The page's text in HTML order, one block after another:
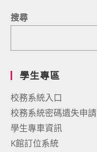
搜尋
學生專區
校務系統入口
校務系統密碼遺失申請
學生專車資訊
K館訂位系統